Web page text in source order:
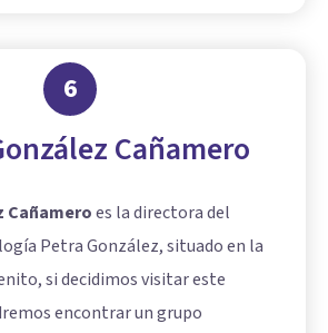
6
Cañamero
Cañameroes la directora del
Petra González, situado en la
si decidimos visitar este
encontrar un grupo